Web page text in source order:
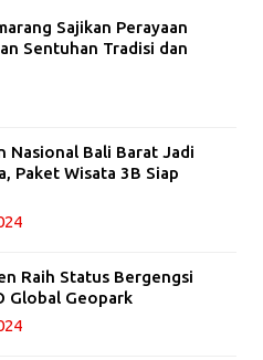
Sajikan Perayaan
Sentuhan Tradisi dan
Nasional Bali Barat Jadi
Paket Wisata 3B Siap
Raih Status Bergengsi
Global Geopark